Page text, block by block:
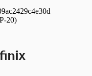
20)